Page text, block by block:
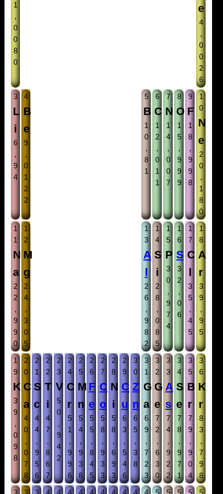
1
,
0
0
8
0
e
4
,
0
0
2
6
3
L
i
6
,
9
4
4
B
e
9
,
0
1
2
2
5
B
1
0
,
8
1
6
C
1
2
,
0
1
1
7
N
1
4
,
0
0
7
8
O
1
5
,
9
9
9
9
F
1
8
,
9
9
8
1
0
N
e
2
0
,
1
8
0
1
1
N
a
2
2
,
9
9
0
1
2
M
g
2
4
,
3
0
5
1
3
A
l
2
6
,
9
8
2
1
4
S
i
2
8
,
0
8
5
1
5
P
3
0
,
9
7
4
1
6
S
3
2
,
0
6
1
7
C
l
3
5
,
4
5
1
8
A
r
3
9
,
9
5
1
9
K
3
9
,
0
9
8
2
0
C
a
4
0
,
0
7
8
2
1
S
c
4
4
,
9
5
6
2
2
T
i
4
7
,
8
6
7
2
3
V
5
0
,
9
4
2
2
4
C
r
5
1
,
9
9
6
2
5
M
n
5
4
,
9
3
8
2
6
F
e
5
5
,
8
4
5
2
7
C
o
5
8
,
9
3
3
2
8
N
i
5
8
,
6
9
3
2
9
C
u
6
3
,
5
4
6
3
0
Z
n
6
5
,
3
8
3
1
G
a
6
9
,
7
2
3
3
2
G
e
7
2
,
6
3
0
3
3
A
s
7
4
,
9
2
2
3
4
S
e
7
8
,
9
7
1
3
5
B
r
7
9
,
9
0
4
3
6
K
r
8
3
,
7
9
8